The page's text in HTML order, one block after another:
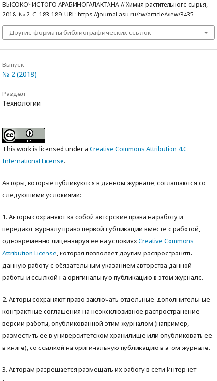
ВЫСОКОЧИСТОГО АРАБИНОГАЛАКТАНА // Химия растительного сырья,
2018. № 2. С. 183-189. URL: https://journal.asu.ru/cw/article/view/3435.
Другие форматы библиографических ссылок
Выпуск
№ 2 (2018)
Раздел
Технологии
This work is licensed under a Creative Commons Attribution 4.0
International License.
Авторы, которые публикуются в данном журнале, соглашаются со
следующими условиями:
1. Авторы сохраняют за собой авторские права на работу и
передают журналу право первой публикации вместе с работой,
одновременно лицензируя ее на условияхCreative Commons
Attribution License, которая позволяет другим распространять
данную работу с обязательным указанием авторства данной
работы и ссылкой на оригинальную публикацию в этом журнале.
2. Авторы сохраняют право заключать отдельные, дополнительные
контрактные соглашения на неэксклюзивное распространение
версии работы, опубликованной этим журналом (например,
разместить ее в университетском хранилище или опубликовать ее
в книге), со ссылкой на оригинальную публикацию в этом журнале.
3. Авторам разрешается размещать их работу в сети Интернет